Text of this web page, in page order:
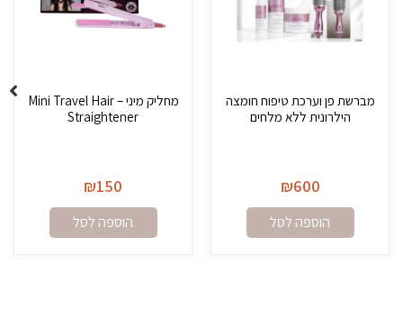
מברשת פן וערכת טיפוח חומצה
הילרונית ללא מלחים
₪600
הוספה לסל
מחליק מיני – Mini Travel Hair
Straightener
₪150
הוספה לסל